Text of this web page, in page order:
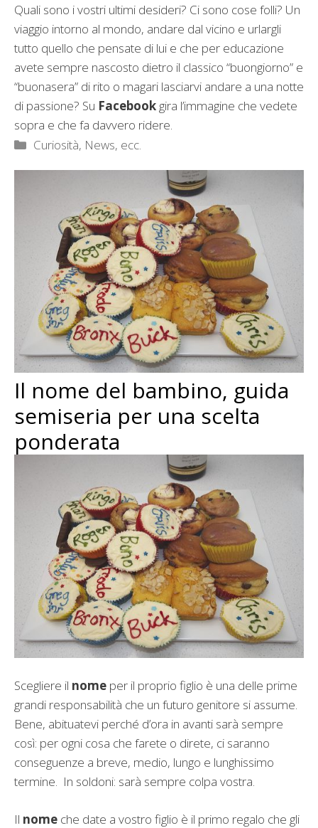
Quali sono i vostri ultimi desideri? Ci sono cose folli? Un
viaggio intorno al mondo, andare dal vicino e urlargli
tutto quello che pensate di lui e che per educazione
avete sempre nascosto dietro il classico “buongiorno” e
“buonasera” di rito o magari lasciarvi andare a una notte
di passione? Su Facebook gira l’immagine che vedete
sopra e che fa davvero ridere.
Categorie
Curiosità, News, ecc.
Il nome del bambino, guida
semiseria per una scelta
ponderata
Scegliere il nome per il proprio figlio è una delle prime
grandi responsabilità che un futuro genitore si assume.
Bene, abituatevi perché d’ora in avanti sarà sempre
così: per ogni cosa che farete o direte, ci saranno
conseguenze a breve, medio, lungo e lunghissimo
termine. In soldoni: sarà sempre colpa vostra.
Il nome che date a vostro figlio è il primo regalo che gli